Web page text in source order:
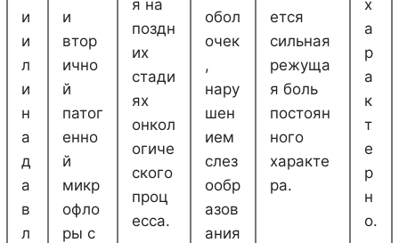
и
и
л
и
н
а
д
а
в
л
и
втор
ично
й
патог
енно
й
микр
офло
ры с
я на
поздн
их
стади
ях
онкол
огиче
ского
проц
есса.
обол
очек
,
нару
шен
ием
слез
ообр
азов
ания
ется
сильная
режуща
я боль
постоян
ного
характе
ра.
х
а
р
а
к
т
е
р
н
о.